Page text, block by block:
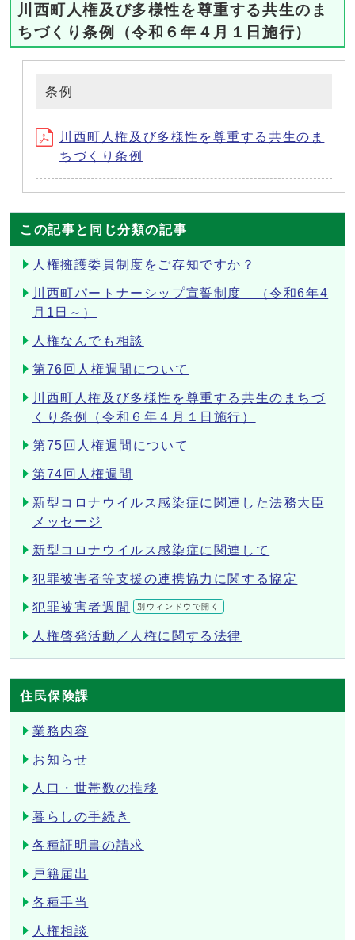
川西町人権及び多様性を尊重する共生のま
ちづくり条例（令和６年４月１日施行）
条例
川西町人権及び多様性を尊重する共生のま
ちづくり条例
この記事と同じ分類の記事
人権擁護委員制度をご存知ですか？
川西町パートナーシップ宣誓制度 （令和6年4
月1日～）
人権なんでも相談
第76回人権週間について
川西町人権及び多様性を尊重する共生のまちづ
くり条例（令和６年４月１日施行）
第75回人権週間について
第74回人権週間
新型コロナウイルス感染症に関連した法務大臣
メッセージ
新型コロナウイルス感染症に関連して
犯罪被害者等支援の連携協力に関する協定
犯罪被害者週間 別ウィンドウで開く
人権啓発活動／人権に関する法律
住民保険課
業務内容
お知らせ
人口・世帯数の推移
暮らしの手続き
各種証明書の請求
戸籍届出
各種手当
人権相談